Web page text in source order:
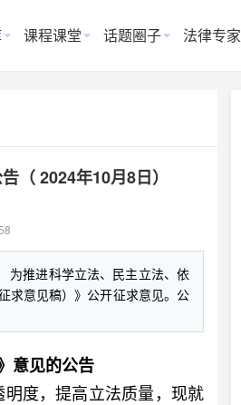
课程课堂 话题圈子 法律专家
（ 2024年10月8日）
推进科学立法、民主立法、依
求意见稿）》公开征求意见。公
意见的公告
度，提高立法质量，现就